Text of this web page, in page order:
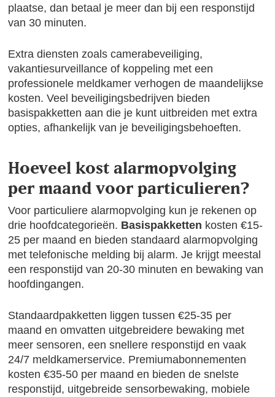
plaatse, dan betaal je meer dan bij een responstijd
van 30 minuten.
Extra diensten zoals camerabeveiliging,
vakantiesurveillance of koppeling met een
professionele meldkamer verhogen de maandelijkse
kosten. Veel beveiligingsbedrijven bieden
basispakketten aan die je kunt uitbreiden met extra
opties, afhankelijk van je beveiligingsbehoeften.
Hoeveel kost alarmopvolging
per maand voor particulieren?
Voor particuliere alarmopvolging kun je rekenen op
drie hoofdcategorieën. Basispakketten kosten €15-
25 per maand en bieden standaard alarmopvolging
met telefonische melding bij alarm. Je krijgt meestal
een responstijd van 20-30 minuten en bewaking van
hoofdingangen.
Standaardpakketten liggen tussen €25-35 per
maand en omvatten uitgebreidere bewaking met
meer sensoren, een snellere responstijd en vaak
24/7 meldkamerservice. Premiumabonnementen
kosten €35-50 per maand en bieden de snelste
responstijd, uitgebreide sensorbewaking, mobiele